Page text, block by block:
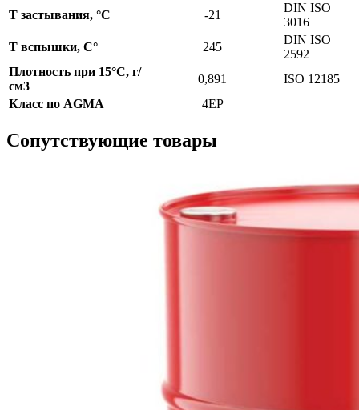
Т застывания, °С
-21
DIN ISO
3016
Т вспышки, С°
245
DIN ISO
2592
Плотность при 15°С, г/
см3
0,891
ISO 12185
Класс по AGMA
4EP
Сопутствующие товары